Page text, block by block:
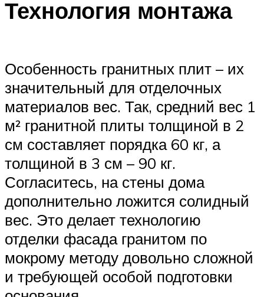
Технология монтажа
Особенность гранитных плит – их
значительный для отделочных
материалов вес. Так, средний вес 1
м² гранитной плиты толщиной в 2
см составляет порядка 60 кг, а
толщиной в 3 см – 90 кг.
Согласитесь, на стены дома
дополнительно ложится солидный
вес. Это делает технологию
отделки фасада гранитом по
мокрому методу довольно сложной
и требующей особой подготовки